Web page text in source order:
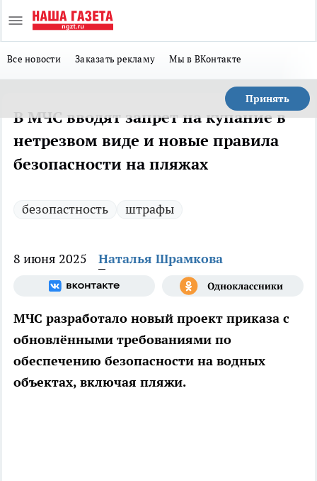
Все новости Заказать рекламу Мы в ВКонтакте
Принять
В МЧС вводят запрет на купание в
нетрезвом виде и новые правила
безопасности на пляжах
безопастность штрафы
8 июня 2025 Наталья Шрамкова
МЧС разработало новый проект приказа с
обновлёнными требованиями по
обеспечению безопасности на водных
объектах, включая пляжи.